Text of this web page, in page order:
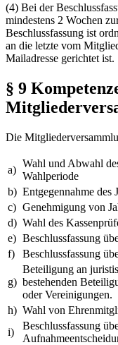
(4) Bei der
mindestens 2 Wochen
Beschlussfassung ist
an die letzte vom
Mailadresse gerichtet ist.
§ 9
Die
a)
Wahl und Abwahl
Wahlperiode
b) Entgegennahme des
c) Genehmigung von
d) Wahl des
e) Beschlussfassung
f)
Beschlussfassung
g)
Beteiligung an
bestehenden
oder Vereinigungen.
h) Wahl von
i)
Beschlussfassung